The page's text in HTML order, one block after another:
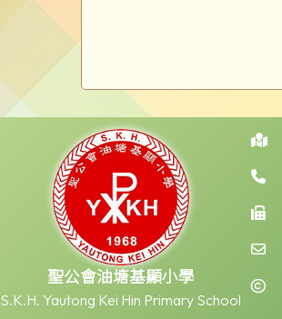
聖公會油塘基顯小學
S.K.H. Yautong Kei Hin Primary School